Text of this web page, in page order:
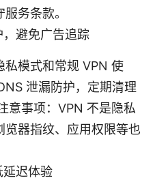
务条款。
避免广告追踪
私模式和常规 VPN 使
泄漏防护，定期清理
意事项：VPN 不是隐私
览器指纹、应用权限等也
迟体验